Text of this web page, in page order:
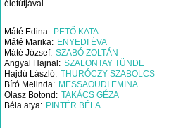
életútjával.
Máté Edina
PETŐ KATA
Máté Marika
ENYEDI ÉVA
Máté József SZABÓ ZOLTÁN
Angyal Hajnal
SZALONTAY TÜNDE
Hajdú László THURÓCZY SZABOLCS
Bíró Melinda
MESSAOUDI EMINA
Olasz Botond
TAKÁCS GÉZA
Béla atya
PINTÉR BÉLA